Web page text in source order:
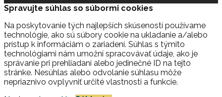
Spravujte súhlas so súbormi cookies
Na poskytovanie tých najlepších skúseností používame
technológie, ako sú súbory cookie na ukladanie a/alebo
prístup k informáciám o zariadení. Súhlas s týmito
technológiami nám umožní spracovávať údaje, ako je
správanie pri prehliadaní alebo jedinečné ID na tejto
stránke. Nesúhlas alebo odvolanie súhlasu môže
nepriaznivo ovplyvniť určité vlastnosti a funkcie.